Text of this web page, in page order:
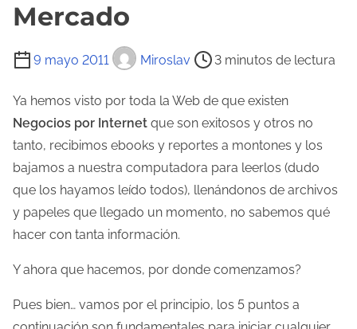
Mercado
9 mayo 2011 Miroslav
T
e
m
p
o
d
e
l
c
t
u
3 minutos de lectura
Ya hemos visto por toda la Web de que existen
Negocios por Internet que son exitosos y otros no
tanto, recibimos ebooks y reportes a montones y los
bajamos a nuestra computadora para leerlos (dudo
que los hayamos leído todos), llenándonos de archivos
y papeles que llegado un momento, no sabemos qué
hacer con tanta información.
Y ahora que hacemos, por donde comenzamos?
Pues bien… vamos por el principio, los 5 puntos a